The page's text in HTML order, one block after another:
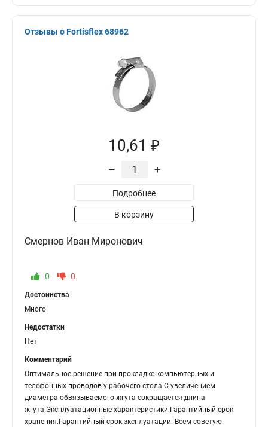
Отзывы о Fortisflex 68962
10,61 ₽
– +
Подробнее
В корзину
Смернов Иван Миронович
0 0
Достоинства
Много
Недостатки
Нет
Комментарий
Оптимальное решение при прокладке компьютерных и
телефонных проводов у рабочего стола С увеличением
диаметра обвязываемого жгута сокращается длина
жгута.Эксплуатационные характеристики.Гарантийный срок
хранения.Гарантийный срок эксплуатации. Всем советую